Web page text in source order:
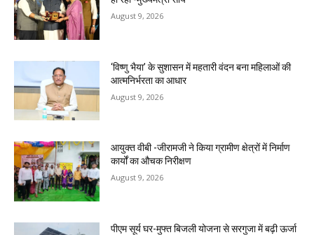
August 9, 2026
‘विष्णु भैया’ के सुशासन में महतारी वंदन बना महिलाओं की
आत्मनिर्भरता का आधार
August 9, 2026
आयुक्त वीबी -जीरामजी ने किया ग्रामीण क्षेत्रों में निर्माण
कार्यों का औचक निरीक्षण
August 9, 2026
पीएम सूर्य घर-मुफ्त बिजली योजना से सरगुजा में बढ़ी ऊर्जा